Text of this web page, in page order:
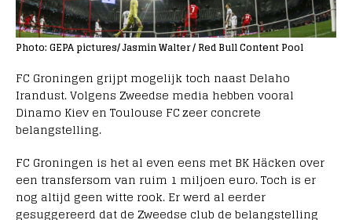
Photo: GEPA pictures/ Jasmin Walter / Red Bull Content Pool
FC Groningen grijpt mogelijk toch naast Delaho
Irandust. Volgens Zweedse media hebben vooral
Dinamo Kiev en Toulouse FC zeer concrete
belangstelling.
FC Groningen is het al even eens met BK Häcken over
een transfersom van ruim 1 miljoen euro. Toch is er
nog altijd geen witte rook. Er werd al eerder
gesuggereerd dat de Zweedse club de belangstelling